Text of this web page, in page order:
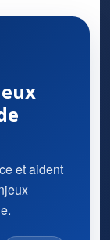
et aident